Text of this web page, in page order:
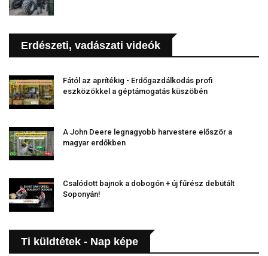
Erdészeti, vadászati videók
Fától az aprítékig - Erdőgazdálkodás profi
eszközökkel a géptámogatás küszöbén
A John Deere legnagyobb harvestere először a
magyar erdőkben
Csalódott bajnok a dobogón + új fűrész debütált
Soponyán!
Ti küldtétek - Nap képe